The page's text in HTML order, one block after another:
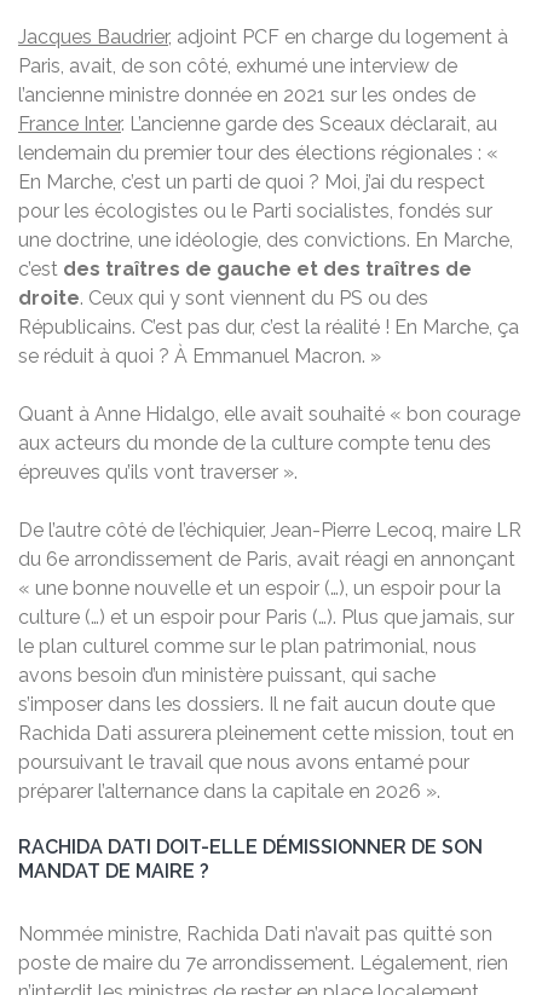
Jacques Baudrier, adjoint PCF en charge du logement à
Paris, avait, de son côté, exhumé une interview de
l’ancienne ministre donnée en 2021 sur les ondes de
France Inter. L’ancienne garde des Sceaux déclarait, au
lendemain du premier tour des élections régionales : «
En Marche, c’est un parti de quoi ? Moi, j’ai du respect
pour les écologistes ou le Parti socialistes, fondés sur
une doctrine, une idéologie, des convictions. En Marche,
c’est des traîtres de gauche et des traîtres de
droite. Ceux qui y sont viennent du PS ou des
Républicains. C’est pas dur, c’est la réalité ! En Marche, ça
se réduit à quoi ? À Emmanuel Macron. »
Quant à Anne Hidalgo, elle avait souhaité « bon courage
aux acteurs du monde de la culture compte tenu des
épreuves qu’ils vont traverser ».
De l’autre côté de l’échiquier, Jean-Pierre Lecoq, maire LR
du 6e arrondissement de Paris, avait réagi en annonçant
« une bonne nouvelle et un espoir (…), un espoir pour la
culture (…) et un espoir pour Paris (…). Plus que jamais, sur
le plan culturel comme sur le plan patrimonial, nous
avons besoin d’un ministère puissant, qui sache
s’imposer dans les dossiers. Il ne fait aucun doute que
Rachida Dati assurera pleinement cette mission, tout en
poursuivant le travail que nous avons entamé pour
préparer l’alternance dans la capitale en 2026 ».
RACHIDA DATI DOIT-ELLE DÉMISSIONNER DE SON
MANDAT DE MAIRE ?
Nommée ministre, Rachida Dati n’avait pas quitté son
poste de maire du 7e arrondissement. Légalement, rien